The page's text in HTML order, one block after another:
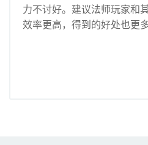
力不讨好。建议法师玩家和
效率更高，得到的好处也更多